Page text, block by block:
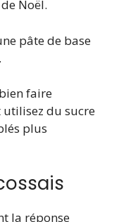
Noël.
pâte de base
faire
du sucre
plus
la réponse